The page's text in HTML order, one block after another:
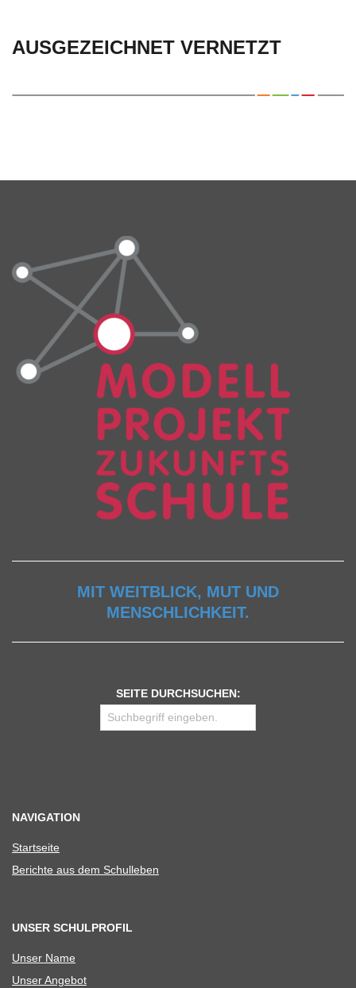
AUSGEZEICHNET VERNETZT
MIT WEITBLICK, MUT UND
MENSCHLICHKEIT.
SEITE DURCHSUCHEN:
NAVIGATION
Start­seite
Berichte aus dem Schulleben
UNSER SCHULPROFIL
Unser Name
Unser Ange­bot